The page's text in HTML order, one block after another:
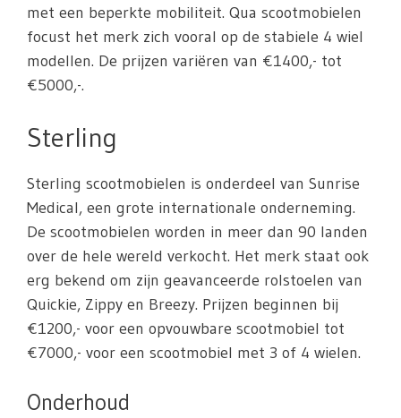
met een beperkte mobiliteit. Qua scootmobielen
focust het merk zich vooral op de stabiele 4 wiel
modellen. De prijzen variëren van €1400,- tot
€5000,-.
Sterling
Sterling scootmobielen is onderdeel van Sunrise
Medical, een grote internationale onderneming.
De scootmobielen worden in meer dan 90 landen
over de hele wereld verkocht. Het merk staat ook
erg bekend om zijn geavanceerde rolstoelen van
Quickie, Zippy en Breezy. Prijzen beginnen bij
€1200,- voor een opvouwbare scootmobiel tot
€7000,- voor een scootmobiel met 3 of 4 wielen.
Onderhoud